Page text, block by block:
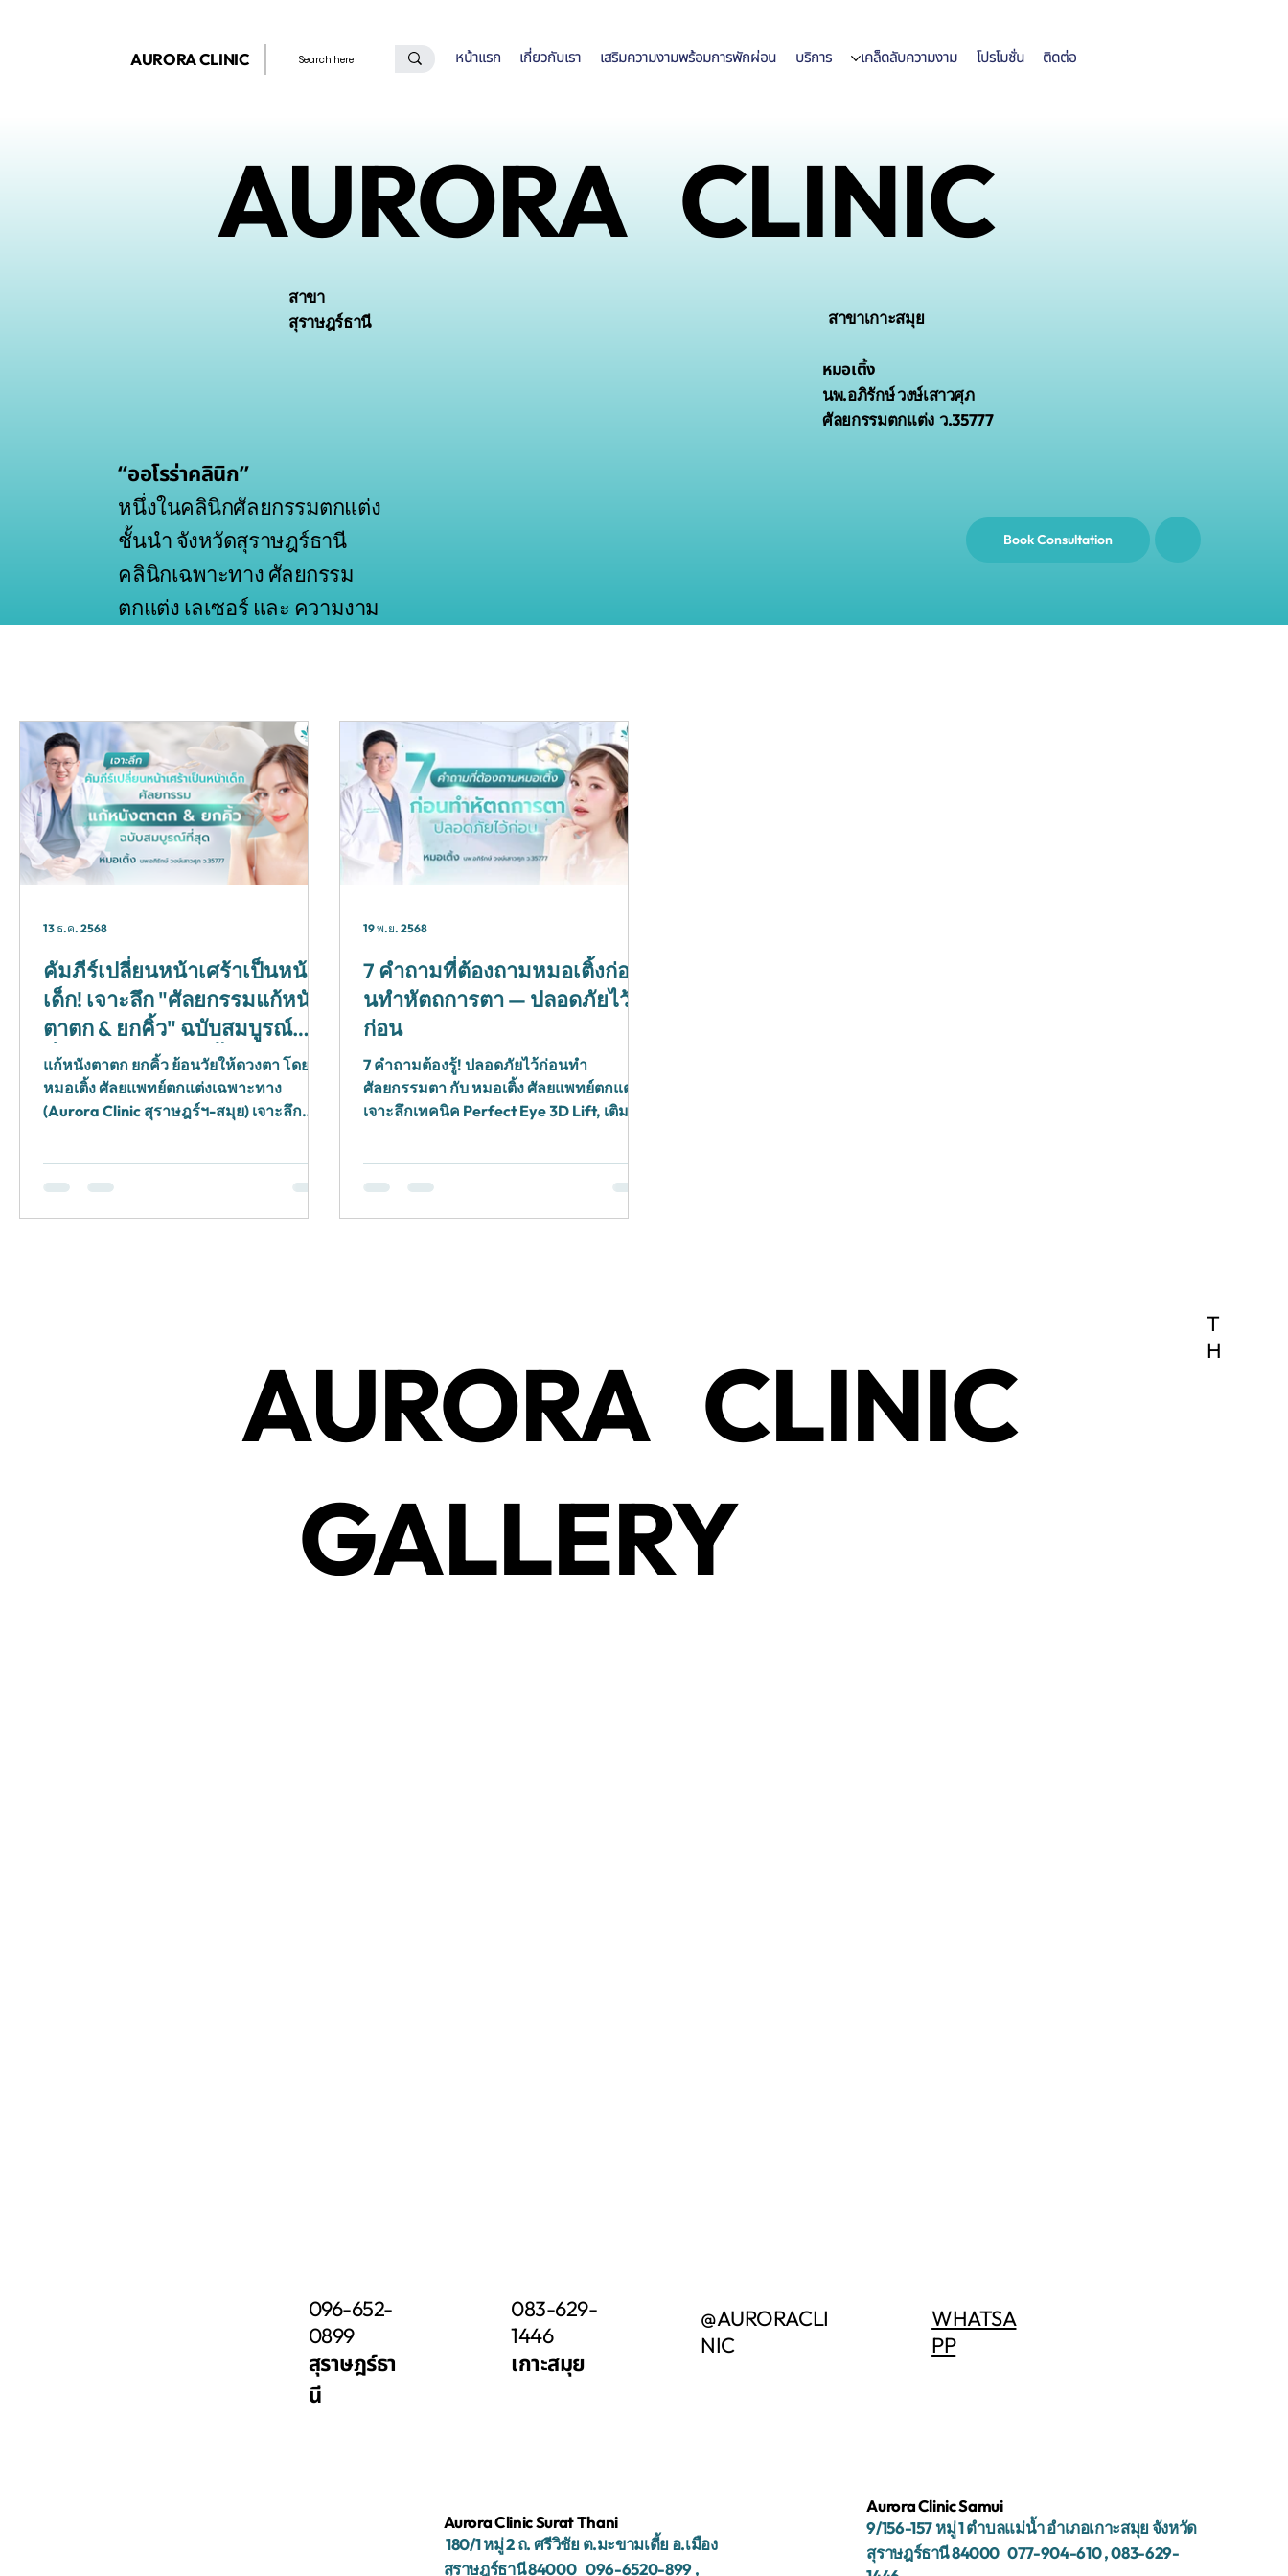
AURORA CLINIC หน้าแรก เกี่ยวกับเรา เสริมความงามพร้อมการพักผ่อน บริการ เคล็ดลับความงาม โปรโมชั่น ติดต่อ
สาขา
สุราษฎร์ธานี
สาขาเกาะสมุย
หมอเติ้ง
นพ.อภิรักษ์ วงษ์เสาวศุภ
ศัลยกรรมตกแต่ง ว.35777
AURORA CLINIC
Book Consultation
“ออโรร่าคลินิก”
หนึ่งในคลินิกศัลยกรรมตกแต่ง
ชั้นนำ จังหวัดสุราษฎร์ธานี
คลินิกเฉพาะทาง ศัลยกรรม
ตกแต่ง เลเซอร์ และ ความงาม
คัมภีร์เปลี่ยนหน้าเศร้าเป็นหน้า
เด็ก! เจาะลึก "ศัลยกรรมแก้หนัง
ตาตก & ยกคิ้ว" ฉบับสมบูรณ์
ที่สุด เล่าโดย หมอเติ้ง ศัลยแพทย์
ตกแต่งเฉพาะทาง (Aurora
Clinic สุราษฎร์ธานี - เกาะสมุย)
แก้หนังตาตก ยกคิ้ว ย้อนวัยให้ดวงตา โดย
หมอเติ้ง ศัลยแพทย์ตกแต่งเฉพาะทาง
(Aurora Clinic สุราษฎร์ฯ-สมุย) เจาะลึก
13 ธ.ค. 2568
7 คำถามที่ต้องถามหมอเติ้งก่อ
นทำหัตถการตา — ปลอดภัยไว้
ก่อน
7 คำถามต้องรู้! ปลอดภัยไว้ก่อนทำ
ศัลยกรรมตา กับ หมอเติ้ง ศัลยแพทย์ตกแต่ง
เจาะลึกเทคนิค Perfect Eye 3D Lift, เติมไข
เกาะสมุย
19 พ.ย. 2568
T
H
AURORA CLINIC
GALLERY
096-652-
0899
สุราษฎร์ธา
นี
083-629-
1446
เกาะสมุย
@AURORACLI
NIC
WHATSA
PP
Aurora Clinic Surat Thani
180/1หมู่2ถ.ศรีวิชัย ต.มะขามเตี้ย อ.เมือง
สุราษฎร์ธานี84000 096-6520-899,
Aurora Clinic Samui
9/156-157หมู่1ตำบลแม่น้ำอำเภอเกาะสมุยจังหวัด
สุราษฎร์ธานี84000 077-904-610,083-629-